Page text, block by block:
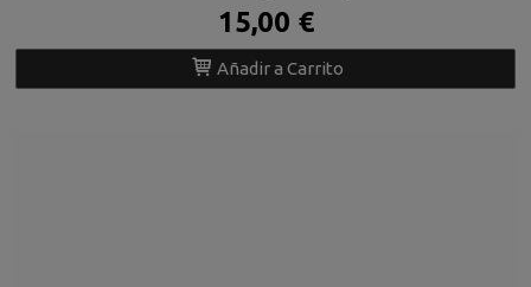
15,00 €
Añadir a Carrito